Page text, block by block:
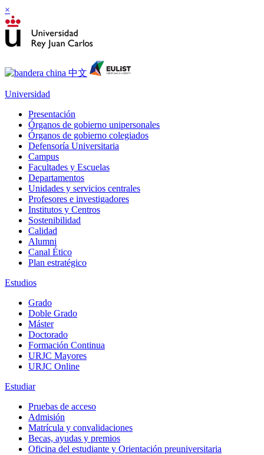
×
Universidad
Presentación
Órganos de gobierno unipersonales
Órganos de gobierno colegiados
Defensoría Universitaria
Campus
Facultades y Escuelas
Departamentos
Unidades y servicios centrales
Profesores e investigadores
Institutos y Centros
Sostenibilidad
Calidad
Alumni
Canal Ético
Plan estratégico
Estudios
Grado
Doble Grado
Máster
Doctorado
Formación Continua
URJC Mayores
URJC Online
Estudiar
Pruebas de acceso
Admisión
Matrícula y convalidaciones
Becas, ayudas y premios
Oficina del estudiante y Orientación preuniversitaria